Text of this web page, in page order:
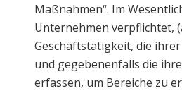
Maßnahmen“. Im
Unternehmen verpflichtet,
Geschäftstätigkeit, die
und gegebenenfalls die
erfassen, um Bereiche zu